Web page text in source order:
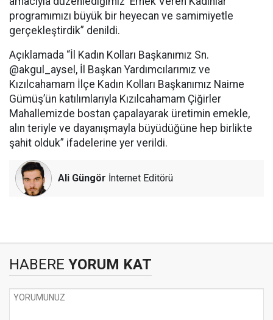
programımızı büyük bir heyecan ve samimiyetle
gerçekleştirdik” denildi.
Açıklamada “İl Kadın Kolları Başkanımız Sn.
@akgul_aysel, İl Başkan Yardımcılarımız ve
Kızılcahamam İlçe Kadın Kolları Başkanımız Naime
Gümüş’ün katılımlarıyla Kızılcahamam Çiğirler
Mahallemizde bostan çapalayarak üretimin emekle,
alın teriyle ve dayanışmayla büyüdüğüne hep birlikte
şahit olduk” ifadelerine yer verildi.
Ali Güngör İnternet Editörü
HABERE YORUM KAT